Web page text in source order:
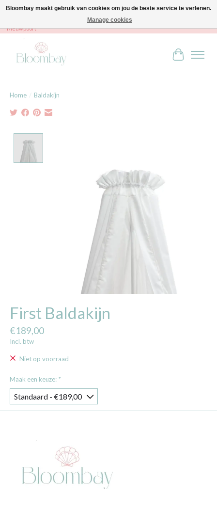
Bloombay - Babies & Kids - Bali home & interior - Robert Orlentpromenade 9A -
Nieuwpoort
Home / Baldakijn
First Baldakijn
€189,00
Incl. btw
Niet op voorraad
Maak een keuze: *
Bloombay maakt gebruik van cookies om jou de beste service te verlenen.
Manage cookies